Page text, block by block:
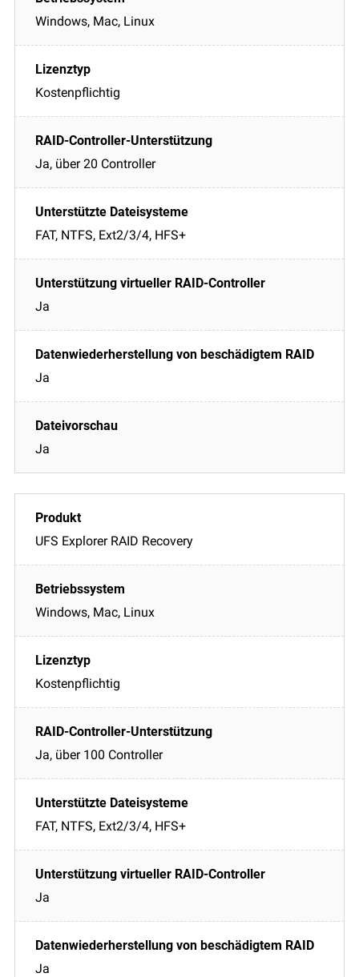
Windows, Mac, Linux
Kostenpflichtig
Ja, über 20 Controller
FAT, NTFS, Ext2/3/4, HFS+
Ja
Ja
Ja
UFS Explorer RAID Recovery
Windows, Mac, Linux
Kostenpflichtig
Ja, über 100 Controller
FAT, NTFS, Ext2/3/4, HFS+
Ja
Ja